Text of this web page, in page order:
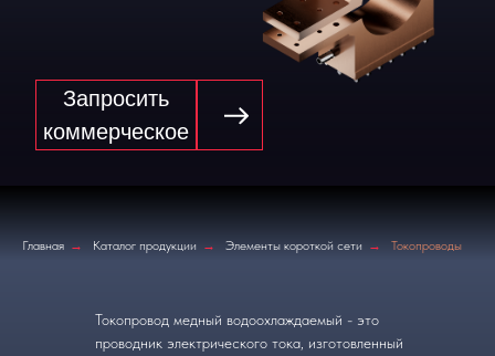
Главная → Каталог продукции → Элементы короткой сети → Токопроводы
Токопровод медный водоохлаждаемый - это
проводник электрического тока, изготовленный